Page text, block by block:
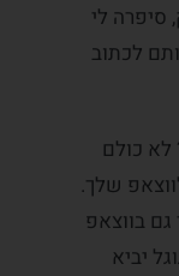
סיפרה לי
לכתוב
לא כולם
שלך.
בווצאפ
יביא